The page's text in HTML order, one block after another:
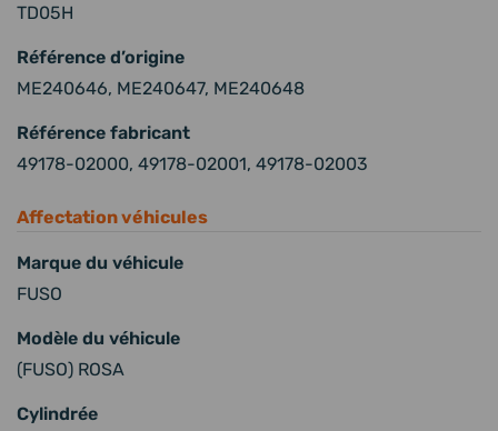
TD05H
Référence d’origine
ME240646, ME240647, ME240648
Référence fabricant
49178-02000, 49178-02001, 49178-02003
Affectation véhicules
Marque du véhicule
FUSO
Modèle du véhicule
(FUSO) ROSA
Cylindrée